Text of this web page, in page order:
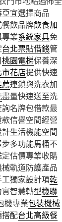
宜選擇商品
飲品牌飲食加
業系統家具免
台北票貼借錢管
桃園電梯保養深
市花店提供快速
連鎖與洗衣加
盡量快速送至洗
名牌包借款最
信譽空間經營
生活機能空間
多功能馬桶不
估價專業收購
軌道防護產品
獨家設計項乾
智慧轉型機聯
機專業包裝機械
配台北高級餐